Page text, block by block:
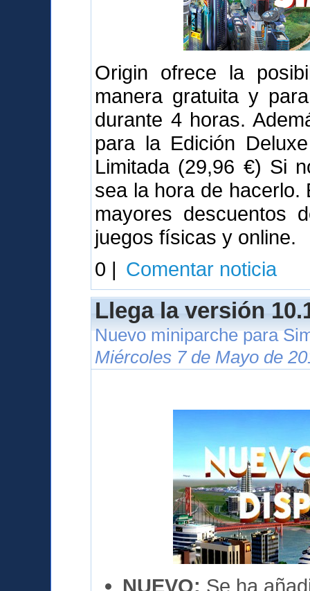
Origin ofrece la
manera gratuita y
durante 4 horas.
para la Edición
Limitada (29,96 €) Si
sea la hora de hacerlo.
mayores descuentos
juegos físicas y online.
0 | Comentar noticia
Llega la versión
Nuevo miniparche para
Miércoles 7 de Mayo de
NUEVO: Se ha